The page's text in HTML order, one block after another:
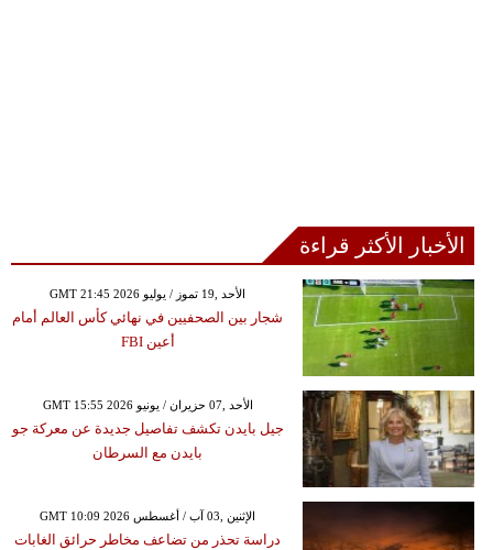
الأخبار الأكثر قراءة
GMT 21:45 2026 الأحد ,19 تموز / يوليو
شجار بين الصحفيين في نهائي كأس العالم أمام
أعين FBI
GMT 15:55 2026 الأحد ,07 حزيران / يونيو
جيل بايدن تكشف تفاصيل جديدة عن معركة جو
بايدن مع السرطان
GMT 10:09 2026 الإثنين ,03 آب / أغسطس
دراسة تحذر من تضاعف مخاطر حرائق الغابات